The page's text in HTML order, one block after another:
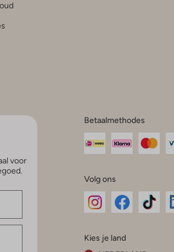
voor
Betaalmethodes
Volg ons
InstagramFacebook
Kies je land